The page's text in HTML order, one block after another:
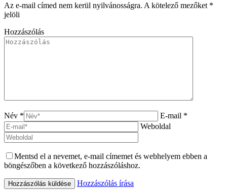
Az e-mail címed nem kerül nyilvánosságra. A kötelező mezőket *
jelöli
Hozzászólás
Név *
E-mail *
Weboldal
Mentsd el a nevemet, e-mail címemet és webhelyem ebben a
böngészőben a következő hozzászóláshoz.
Hozzászólás írása